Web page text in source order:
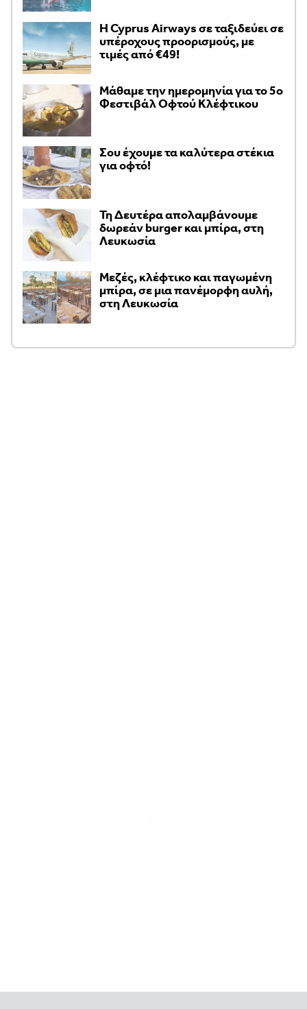
H Cyprus Airways σε ταξιδεύει σε
υπέροχους προορισμούς, με
τιμές από €49!
Μάθαμε την ημερομηνία για το 5ο
Φεστιβάλ Οφτού Κλέφτικου
Σου έχουμε τα καλύτερα στέκια
για οφτό!
Τη Δευτέρα απολαμβάνουμε
δωρεάν burger και μπίρα, στη
Λευκωσία
Μεζές, κλέφτικο και παγωμένη
μπίρα, σε μια πανέμορφη αυλή,
στη Λευκωσία